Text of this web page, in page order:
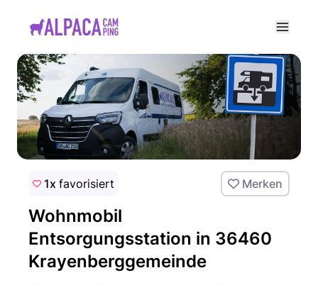
Wohnmobil
Entsorgungsstation in 36460
Krayenberggemeinde
1x favorisiert Merken